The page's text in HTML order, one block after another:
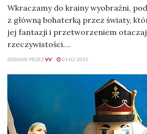
Wkraczamy do krainy wyobraźni,
z główną bohaterką przez światy,
jej fantazji i przetworzeniem
rzeczywistości....
DODANE PRZEZVV 01-02-2025